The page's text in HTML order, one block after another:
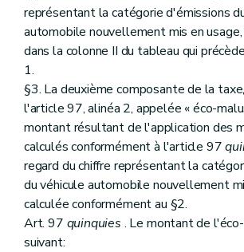
représentant la catégorie d'émissions
automobile nouvellement mis en
dans la colonne II du tableau qui
1.
§3. La deuxième composante de la
l'article 97, alinéa 2, appelée « éco-
montant résultant de l'application des
calculés conformément à l'article 97
regard du chiffre représentant la
du véhicule automobile nouvellement
calculée conformément au §2.
Art. 97 quinquies . Le montant de
suivant: